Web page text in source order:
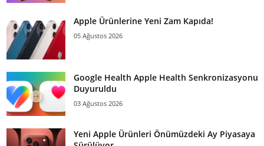
Apple Ürünlerine Yeni Zam Kapıda!
05 Ağustos 2026
Google Health Apple Health Senkronizasyonu
Duyuruldu
03 Ağustos 2026
Yeni Apple Ürünleri Önümüzdeki Ay Piyasaya